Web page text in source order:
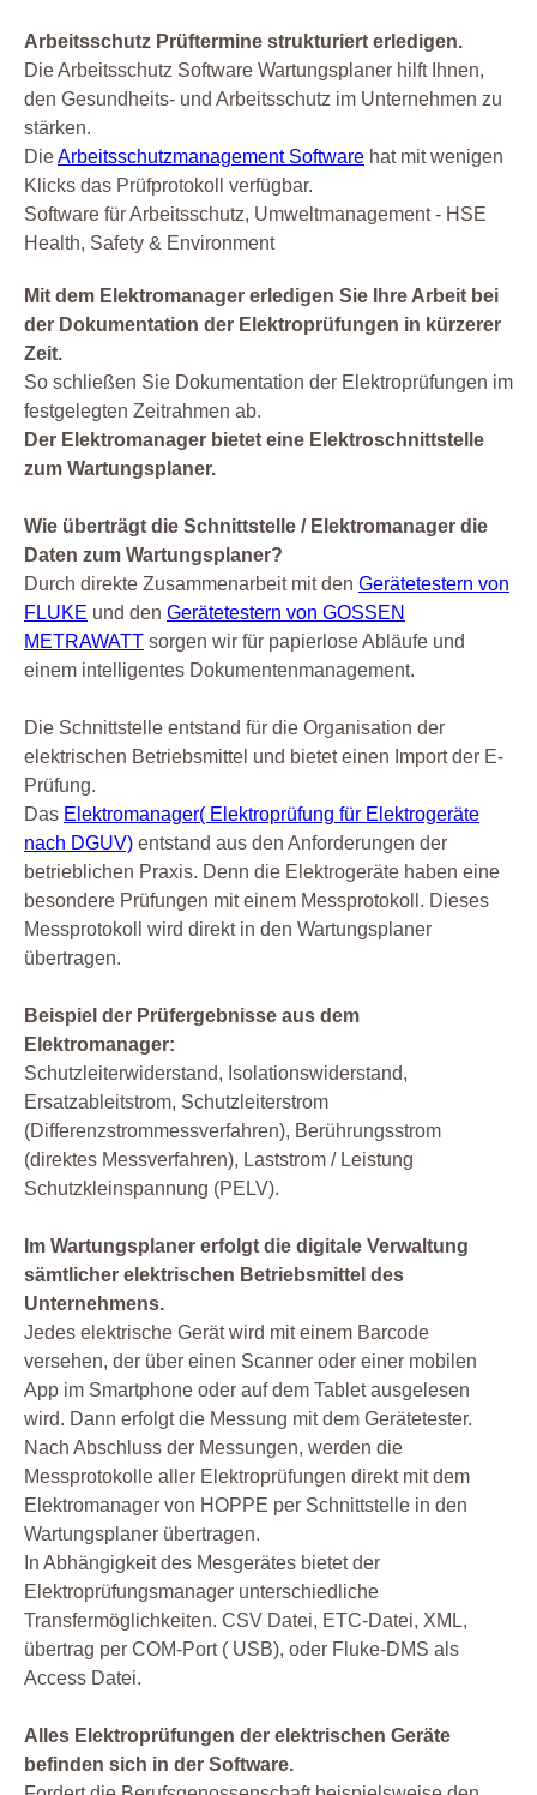
Arbeitsschutz Prüftermine strukturiert erledigen.
Die Arbeitsschutz Software Wartungsplaner hilft Ihnen,
den Gesundheits- und Arbeitsschutz im Unternehmen zu
stärken.
DieArbeitsschutzmanagement Software hat mit wenigen
Klicks das Prüfprotokoll verfügbar.
Software für Arbeitsschutz, Umweltmanagement - HSE
Health, Safety & Environment
Mit dem Elektromanager erledigen Sie Ihre Arbeit bei
der Dokumentation der Elektroprüfungen in kürzerer
Zeit.
So schließen Sie Dokumentation der Elektroprüfungen im
festgelegten Zeitrahmen ab.
Der Elektromanager bietet eine Elektroschnittstelle
zum Wartungsplaner.
Wie überträgt die Schnittstelle / Elektromanager die
Daten zum Wartungsplaner?
Durch direkte Zusammenarbeit mit den Gerätetestern von
FLUKE und den Gerätetestern von GOSSEN
METRAWATT sorgen wir für papierlose Abläufe und
einem intelligentes Dokumentenmanagement.
Die Schnittstelle entstand für die Organisation der
elektrischen Betriebsmittel und bietet einen Import der E-
Prüfung.
Das Elektromanager( Elektroprüfung für Elektrogeräte
nach DGUV) entstand aus den Anforderungen der
betrieblichen Praxis. Denn die Elektrogeräte haben eine
besondere Prüfungen mit einem Messprotokoll. Dieses
Messprotokoll wird direkt in den Wartungsplaner
übertragen.
Beispiel der Prüfergebnisse aus dem
Elektromanager:
Schutzleiterwiderstand, Isolationswiderstand,
Ersatzableitstrom, Schutzleiterstrom
(Differenzstrommessverfahren), Berührungsstrom
(direktes Messverfahren), Laststrom / Leistung
Schutzkleinspannung (PELV).
Im Wartungsplaner erfolgt die digitale Verwaltung
sämtlicher elektrischen Betriebsmittel des
Unternehmens.
Jedes elektrische Gerät wird mit einem Barcode
versehen, der über einen Scanner oder einer mobilen
App im Smartphone oder auf dem Tablet ausgelesen
wird. Dann erfolgt die Messung mit dem Gerätetester.
Nach Abschluss der Messungen, werden die
Messprotokolle aller Elektroprüfungen direkt mit dem
Elektromanager von HOPPE per Schnittstelle in den
Wartungsplaner übertragen.
In Abhängigkeit des Mesgerätes bietet der
Elektroprüfungsmanager unterschiedliche
Transfermöglichkeiten. CSV Datei, ETC-Datei, XML,
übertrag per COM-Port ( USB), oder Fluke-DMS als
Access Datei.
Alles Elektroprüfungen der elektrischen Geräte
befinden sich in der Software.